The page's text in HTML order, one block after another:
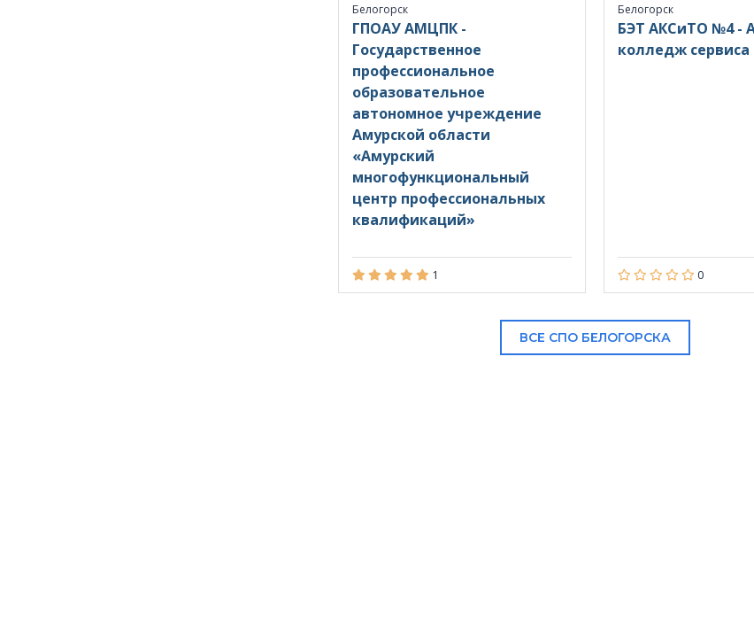
Белогорск
ГПОАУ АМЦПК -
Государственное
профессиональное
образовательное
автономное учреждение
Амурской области
«Амурский
многофункциональный
центр профессиональных
квалификаций»
1
Белогорск
БЭТ АКСиТО №4 -
колледж сервиса
0
ВСЕ СПО БЕЛОГОРСКА